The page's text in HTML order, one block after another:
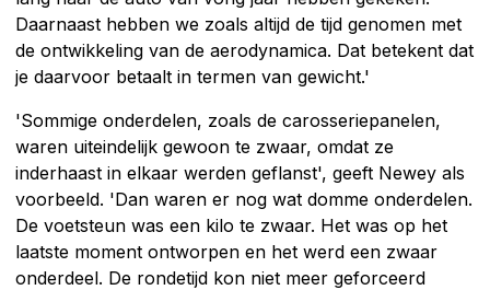
Daarnaast hebben we zoals altijd de tijd genomen met
de ontwikkeling van de aerodynamica. Dat betekent dat
je daarvoor betaalt in termen van gewicht.'
'Sommige onderdelen, zoals de carosseriepanelen,
waren uiteindelijk gewoon te zwaar, omdat ze
inderhaast in elkaar werden geflanst', geeft Newey als
voorbeeld. 'Dan waren er nog wat domme onderdelen.
De voetsteun was een kilo te zwaar. Het was op het
laatste moment ontworpen en het werd een zwaar
onderdeel. De rondetijd kon niet meer geforceerd